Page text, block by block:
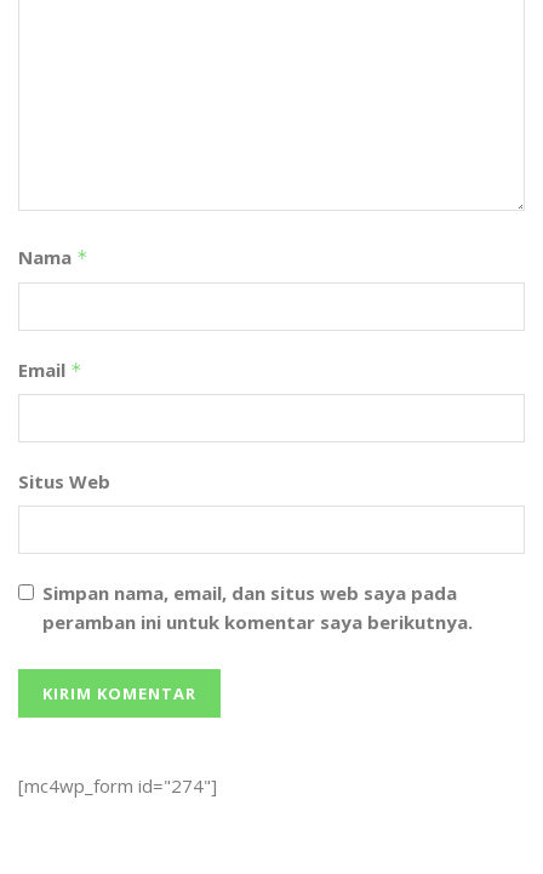
Nama *
Email *
Situs Web
Simpan nama, email, dan situs web saya pada
peramban ini untuk komentar saya berikutnya.
[mc4wp_form id="274"]